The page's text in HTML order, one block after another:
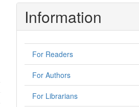
Information
For Readers
For Authors
For Librarians